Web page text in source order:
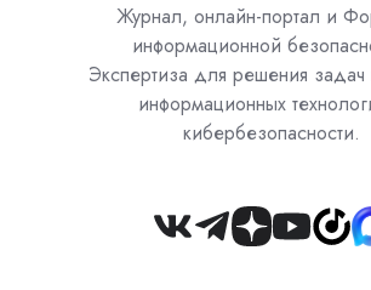
Журнал, онлайн-портал и
информационной
Экспертиза для решения задач
информационных
кибербезопасности.
Join